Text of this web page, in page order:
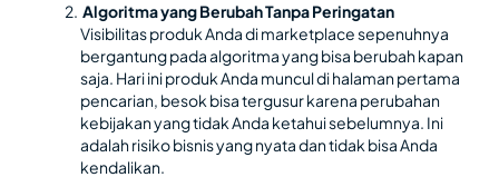
Algoritma yang Berubah Tanpa Peringatan
Visibilitas produk Anda di marketplace sepenuhnya
bergantung pada algoritma yang bisa berubah kapan
saja. Hari ini produk Anda muncul di halaman pertama
pencarian, besok bisa tergusur karena perubahan
kebijakan yang tidak Anda ketahui sebelumnya. Ini
adalah risiko bisnis yang nyata dan tidak bisa Anda
kendalikan.